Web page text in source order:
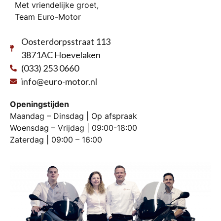
Met vriendelijke groet,
Team Euro-Motor
Oosterdorpsstraat 113
3871AC Hoevelaken
(033) 253 0660
info@euro-motor.nl
Openingstijden
Maandag – Dinsdag | Op afspraak
Woensdag – Vrijdag | 09:00-18:00
Zaterdag | 09:00 – 16:00